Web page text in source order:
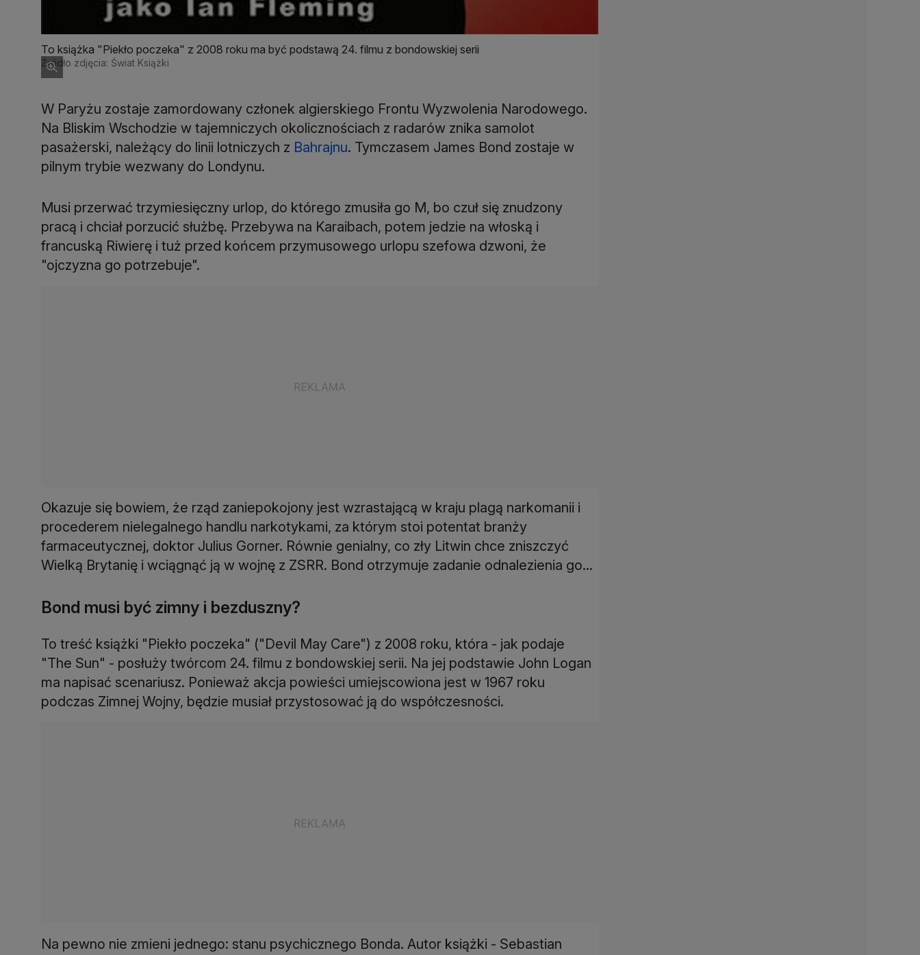
To książka "Piekło poczeka" z 2008 roku ma być podstawą 24. filmu z bondowskiej serii
Źródło zdjęcia: Świat Książki
W Paryżu zostaje zamordowany członek algierskiego Frontu Wyzwolenia Narodowego.
Na Bliskim Wschodzie w tajemniczych okolicznościach z radarów znika samolot
pasażerski, należący do linii lotniczych z Bahrajnu. Tymczasem James Bond zostaje w
pilnym trybie wezwany do Londynu.
Musi przerwać trzymiesięczny urlop, do którego zmusiła go M, bo czuł się znudzony
pracą i chciał porzucić służbę. Przebywa na Karaibach, potem jedzie na włoską i
francuską Riwierę i tuż przed końcem przymusowego urlopu szefowa dzwoni, że
"ojczyzna go potrzebuje".
Okazuje się bowiem, że rząd zaniepokojony jest wzrastającą w kraju plagą narkomanii i
procederem nielegalnego handlu narkotykami, za którym stoi potentat branży
farmaceutycznej, doktor Julius Gorner. Równie genialny, co zły Litwin chce zniszczyć
Wielką Brytanię i wciągnąć ją w wojnę z ZSRR. Bond otrzymuje zadanie odnalezienia go...
Bond musi być zimny i bezduszny?
To treść książki "Piekło poczeka" ("Devil May Care") z 2008 roku, która - jak podaje
"The Sun" - posłuży twórcom 24. filmu z bondowskiej serii. Na jej podstawie John Logan
ma napisać scenariusz. Ponieważ akcja powieści umiejscowiona jest w 1967 roku
podczas Zimnej Wojny, będzie musiał przystosować ją do współczesności.
Na pewno nie zmieni jednego: stanu psychicznego Bonda. Autor książki - Sebastian